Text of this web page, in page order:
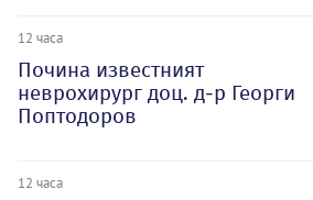
12 часа
Почина известният
неврохирург доц. д-р Георги
Поптодоров
12 часа